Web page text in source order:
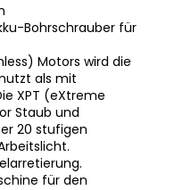
Bohrschrauber für
Motors wird die
als mit
XPT (eXtreme
Staub und
20 stufigen
für den